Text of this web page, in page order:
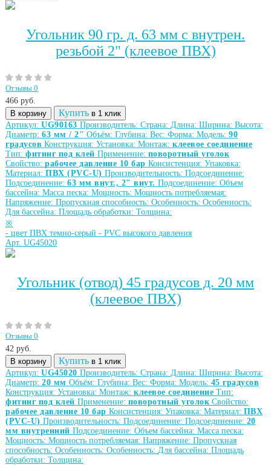
Угольник 90 гр. д. 63 мм с внутрен.
резьбой 2" (клеевое ПВХ)
Отзывы 0
466 руб.
В корзину
Купить в 1 клик
Артикул: UG90163 Производитель: Страна: Длина: Ширина: Высота:
Диаметр: 63 мм / 2" Объём: Глубина: Вес: Форма: Модель: 90
градусов Конструкция: Установка: Монтаж: клеевое соединение
Тип: фитинг под клей Применение: поворотный уголок
Свойство: рабочее давление 10 бар Консистенция: Упаковка:
Материал: ПВХ (PVC-U) Производительность: Подсоединение:
Подсоединение: 63 мм внут., 2" внут. Подсоединение: Объем
бассейна: Масса песка: Мощность: Мощность потребляемая:
Напряжение: Пропускная способность: Особенность: Особенность:
Для бассейна: Площадь обработки: Толщина:
※
- цвет ПВХ темно-серый - PVC высокого давления
Арт. UG45020
Угольник (отвод) 45 градусов д. 20 мм
(клеевое ПВХ)
Отзывы 0
42 руб.
В корзину
Купить в 1 клик
Артикул: UG45020 Производитель: Страна: Длина: Ширина: Высота:
Диаметр: 20 мм Объём: Глубина: Вес: Форма: Модель: 45 градусов
Конструкция: Установка: Монтаж: клеевое соединение Тип:
фитинг под клей Применение: поворотный уголок Свойство:
рабочее давление 10 бар Консистенция: Упаковка: Материал: ПВХ
(PVC-U) Производительность: Подсоединение: Подсоединение: 20
мм внутренний Подсоединение: Объем бассейна: Масса песка:
Мощность: Мощность потребляемая: Напряжение: Пропускная
способность: Особенность: Особенность: Для бассейна: Площадь
обработки: Толщина: